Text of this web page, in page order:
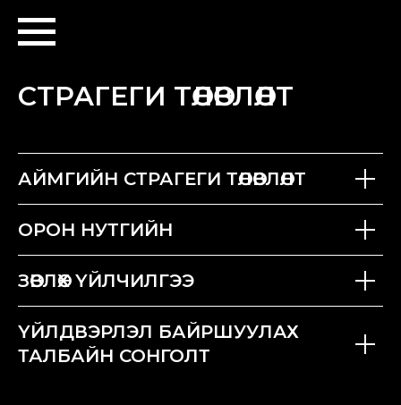
СТРАГЕГИ ТӨЛӨВЛӨЛТ
АЙМГИЙН СТРАГЕГИ ТӨЛӨВЛӨЛТ
ОРОН НУТГИЙН
ЗӨВЛӨХ ҮЙЛЧИЛГЭЭ
ҮЙЛДВЭРЛЭЛ БАЙРШУУЛАХ
ТАЛБАЙН СОНГОЛТ